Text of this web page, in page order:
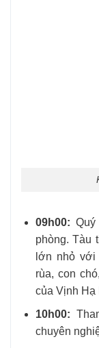
09h00:
phòng. Tàu
lớn nhỏ với
rùa, con
của Vịnh Hạ
10h00:
chuyên